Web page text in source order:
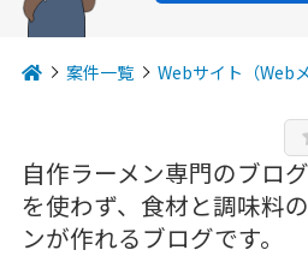
案件一覧 Webサイト（Webメ
自作ラーメン専門のブロ
を使わず、食材と調味料
ンが作れるブログです。